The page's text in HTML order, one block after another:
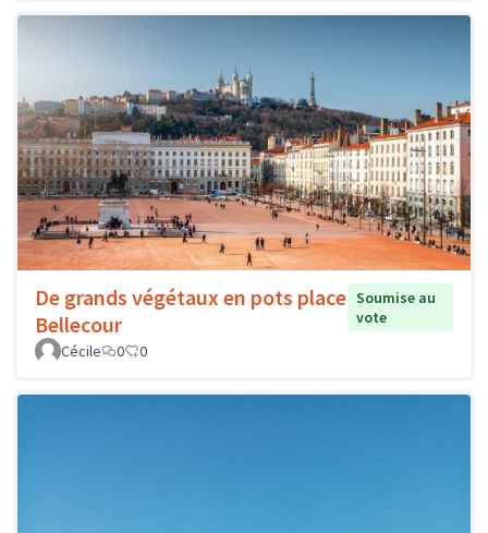
De grands végétaux en pots place
Bellecour
Soumise au
vote
Cécile
0 0